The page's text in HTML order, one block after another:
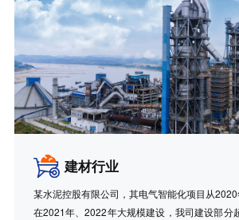
建材行业
某水泥控股有限公司，其电气智能化项目从2020
在2021年、2022年大规模建设，我司建设部分